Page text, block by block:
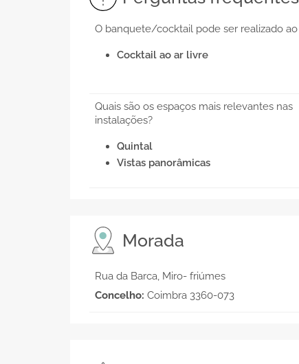
O banquete/cocktail pode ser realizado ao
Cocktail ao ar livre
Quais são os espaços mais relevantes nas
instalações?
Quintal
Vistas panorâmicas
Morada
Rua da Barca, Miro- friúmes
Concelho: Coimbra 3360-073